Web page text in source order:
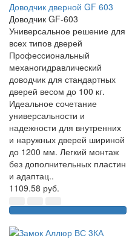
Доводчик дверной GF 603
Доводчик GF-603
Универсальное решение для
всех типов дверей
Профессиональный
механогидравлический
доводчик для стандартных
дверей весом до 100 кг.
Идеальное сочетание
универсальности и
надежности для внутренних
и наружных дверей шириной
до 1200 мм. Легкий монтаж
без дополнительных пластин
и адаптац..
1109.58 руб.